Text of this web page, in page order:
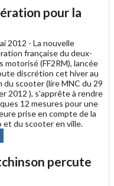
pour la
2012 - La nouvelle
française du deux-
motorisé (FF2RM), lancée
discrétion cet hiver au
du scooter (lire MNC du 29
2012 ), s'apprête à rendre
12 mesures pour une
prise en compte de la
et du scooter en ville.
percute